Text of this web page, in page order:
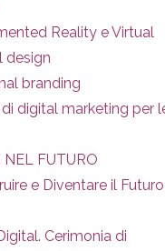
Reality e Virtual
design
branding
digital marketing per
NEL FUTURO
e Diventare il Futuro
Cerimonia di